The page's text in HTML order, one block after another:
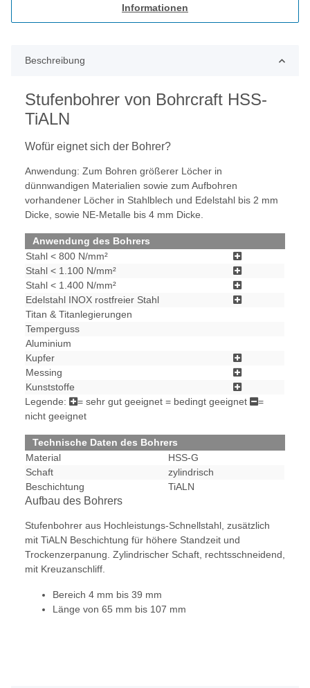
Informationen
Beschreibung
Stufenbohrer von Bohrcraft HSS-
TiALN
Wofür eignet sich der Bohrer?
Anwendung: Zum Bohren größerer Löcher in
dünnwandigen Materialien sowie zum Aufbohren
vorhandener Löcher in Stahlblech und Edelstahl bis 2 mm
Dicke, sowie NE-Metalle bis 4 mm Dicke.
Anwendung des Bohrers
Stahl < 800 N/mm²
Stahl < 1.100 N/mm²
Stahl < 1.400 N/mm²
Edelstahl INOX rostfreier Stahl
Titan & Titanlegierungen
Temperguss
Aluminium
Kupfer
Messing
Kunststoffe
Legende:
= sehr gut geeignet = bedingt geeignet
=
nicht geeignet
Technische Daten des Bohrers
Material
HSS-G
Schaft
zylindrisch
Beschichtung
TiALN
Aufbau des Bohrers
Stufenbohrer aus Hochleistungs-Schnellstahl, zusätzlich
mit TiALN Beschichtung für höhere Standzeit und
Trockenzerpanung. Zylindrischer Schaft, rechtsschneidend,
mit Kreuzanschliff.
Bereich 4 mm bis 39 mm
Länge von 65 mm bis 107 mm